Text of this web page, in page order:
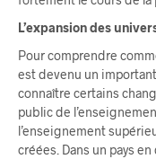
L’expansion des
Pour comprendre
est devenu un
connaître certains
public de
l’enseignement
créées. Dans un pays